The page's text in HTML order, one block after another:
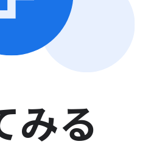
みる